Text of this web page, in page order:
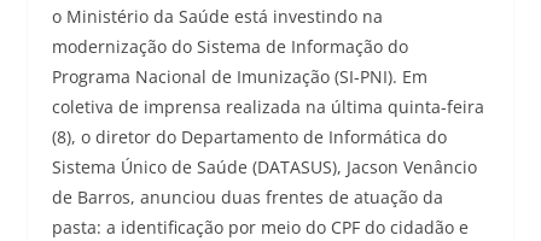
o Ministério da Saúde está investindo na
modernização do Sistema de Informação do
Programa Nacional de Imunização (SI-PNI). Em
coletiva de imprensa realizada na última quinta-feira
(8), o diretor do Departamento de Informática do
Sistema Único de Saúde (DATASUS), Jacson Venâncio
de Barros, anunciou duas frentes de atuação da
pasta: a identificação por meio do CPF do cidadão e